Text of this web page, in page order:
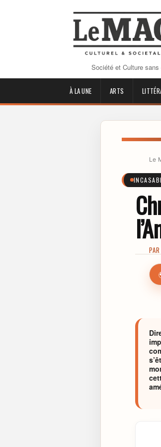
Société et Culture sans
À LA UNE ARTS
Le